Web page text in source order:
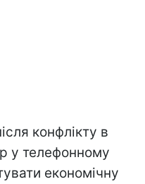
конфлікту в
у телефонному
економічну